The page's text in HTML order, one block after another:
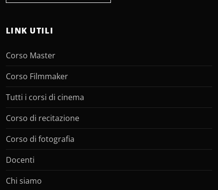
LINK UTILI
Corso Master
Corso Filmmaker
Tutti i corsi di cinema
Corso di recitazione
Corso di fotografia
Docenti
Chi siamo